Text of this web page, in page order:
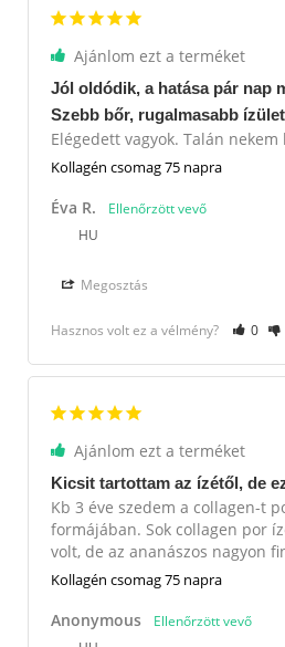
Ajánlom ezt a terméket
Jól oldódik, a hatása pár nap
Szebb bőr, rugalmasabb
Elégedett vagyok. Talán
Kollagén csomag 75 napra
Éva R.
HU
Megosztás
Hasznos volt ez a vélmény? 0
Ajánlom ezt a terméket
Kicsit tartottam az ízétől, de
Kb 3 éve szedem a collagen-t
formájában. Sok collagen por
volt, de az ananászos nagyon
Kollagén csomag 75 napra
Anonymous